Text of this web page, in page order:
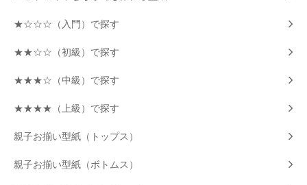
★☆☆☆（入門）で探す
★★☆☆（初級）で探す
★★★☆（中級）で探す
★★★★（上級）で探す
親子お揃い型紙（トップス）
親子お揃い型紙（ボトムス）